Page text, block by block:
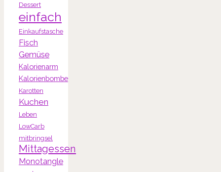
Dessert
einfach
Einkaufstasche
Fisch
Gemüse
Kalorienarm
Kalorienbombe
Karotten
Kuchen
Leben
LowCarb
mitbringsel
Mittagessen
Monotangle